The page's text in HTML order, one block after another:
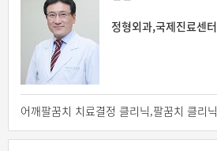
정형외과,국제진료센터
어깨팔꿈치 치료결정 클리닉,팔꿈치 클리닉